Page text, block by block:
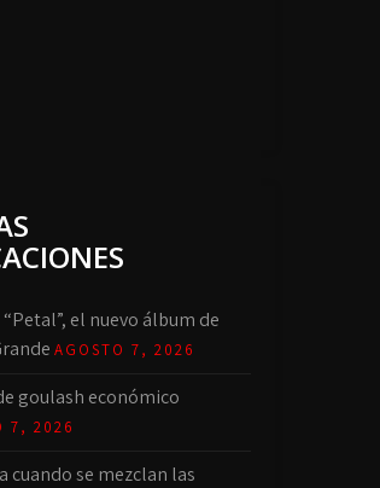
“Petal”, el nuevo álbum de
AGOSTO 7, 2026
goulash económico
7, 2026
cuando se mezclan las